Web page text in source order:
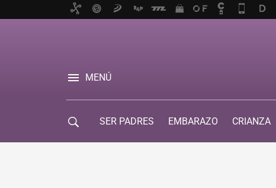
MENÚ
SER PADRES EMBARAZO CRIANZA